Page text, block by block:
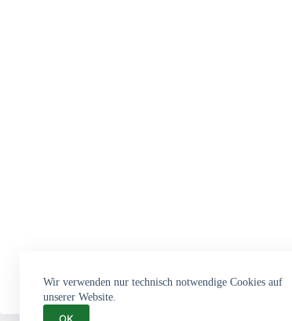
Wir verwenden nur technisch notwendige Cookies auf
unserer Website.
OK